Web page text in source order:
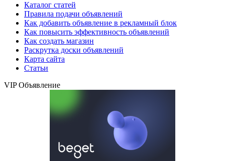
Каталог статей
Правила подачи объявлений
Как добавить объявление в рекламный блок
Как повысить эффективность объявлений
Как создать магазин
Раскрутка доски объявлений
Карта сайта
Статьи
VIP Объявление